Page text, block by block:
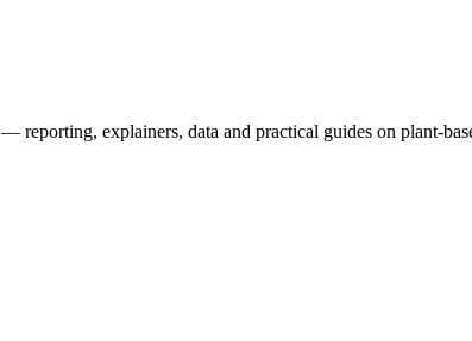
— reporting, explainers, data and practical guides on plant-